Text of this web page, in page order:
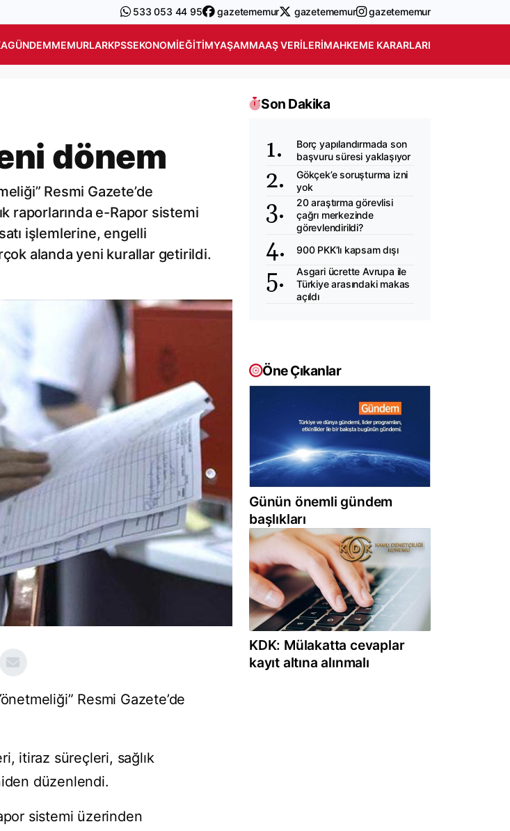
533 053 44 95 gazetememur gazetememur gazetememur
GÜNDEMMEMURLARKPSSEKONOMIEĞITIMYAŞAMMAAŞ VERILERIMAHKEME KARARLARI
dönem
Resmi Gazete’de
raporlarında e-Rapor sistemi
işlemlerine, engelli
alanda yeni kurallar getirildi.
Resmi Gazete’de
itiraz süreçleri, sağlık
düzenlendi.
sistemi üzerinden
Son Dakika
Borç yapılandırmada son
başvuru süresi yaklaşıyor
Gökçek’e soruşturma izni
yok
20 araştırma görevlisi
çağrı merkezinde
görevlendirildi?
900 PKK’lı kapsam dışı
Asgari ücrette Avrupa ile
Türkiye arasındaki makas
açıldı
Öne Çıkanlar
Günün önemli gündem
başlıkları
KDK: Mülakatta cevaplar
kayıt altına alınmalı